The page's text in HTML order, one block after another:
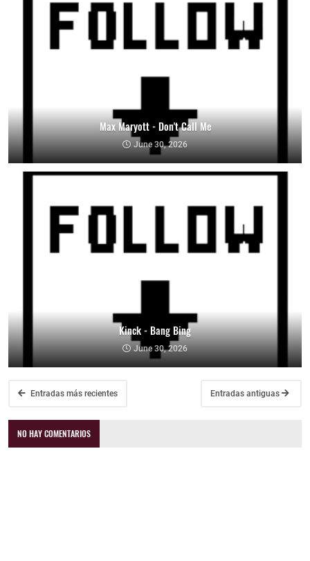
Max Maryott - Don't Call Me
June 30, 2026
Kinck - Bang Bing
June 30, 2026
Entradas más recientes Entradas antiguas
NO HAY COMENTARIOS